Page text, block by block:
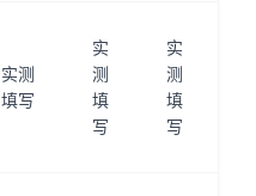
实测
填写
实
测
填
写
实
测
填
写